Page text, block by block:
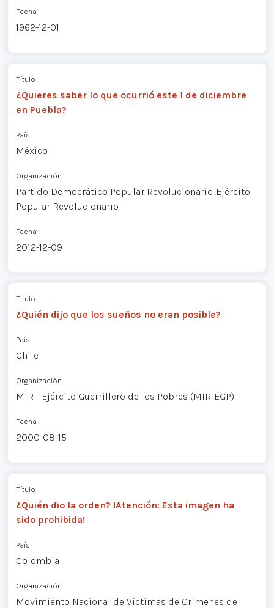
Fecha
1962-12-01
Título
¿Quieres saber lo que ocurrió este 1 de diciembre
en Puebla?
País
México
Organización
Partido Democrático Popular Revolucionario-Ejército
Popular Revolucionario
Fecha
2012-12-09
Título
¿Quién dijo que los sueños no eran posible?
País
Chile
Organización
MIR - Ejército Guerrillero de los Pobres (MIR-EGP)
Fecha
2000-08-15
Título
¿Quién dio la orden? ¡Atención: Esta imagen ha
sido prohibida!
País
Colombia
Organización
Movimiento Nacional de Víctimas de Crímenes de